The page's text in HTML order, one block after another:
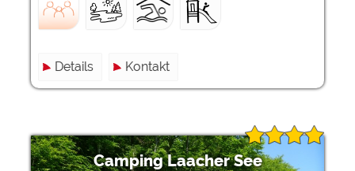
Details Kontakt
Camping Laacher See